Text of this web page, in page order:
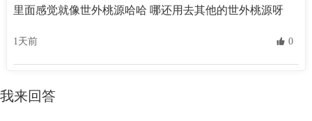
里面感觉就像世外桃源哈哈 哪还用去其他的世外桃源呀
1天前  0
我来回答